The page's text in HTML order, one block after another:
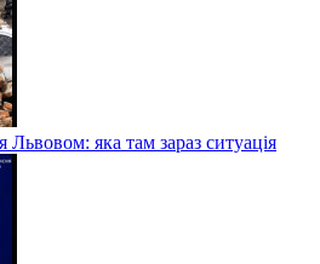
яка там зараз ситуація